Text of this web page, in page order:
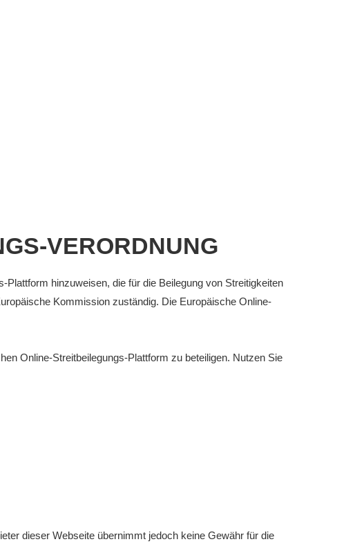
VERORDNUNG
hinzuweisen, die für die Beilegung von Streitigkeiten
Kommission zuständig. Die Europäische Online-
Online-Streitbeilegungs-Plattform zu beteiligen. Nutzen Sie
dieser Webseite übernimmt jedoch keine Gewähr für die